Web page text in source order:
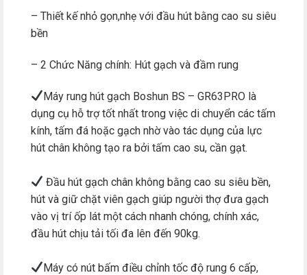
– Thiết kế nhỏ gọn,nhẹ với đầu hút bằng cao su siêu
bền
– 2 Chức Năng chính: Hút gạch và đầm rung
Máy rung hút gạch Boshun BS – GR63PRO là
dụng cụ hỗ trợ tốt nhất trong việc di chuyển các tấm
kính, tấm đá hoặc gạch nhờ vào tác dụng của lực
hút chân không tạo ra bởi tấm cao su, cần gạt.
Đầu hút gạch chân không bằng cao su siêu bền,
hút và giữ chặt viên gạch giúp người thợ đưa gạch
vào vị trí ốp lát một cách nhanh chóng, chính xác,
đầu hút chịu tải tối đa lên đến 90kg.
Máy có nút bấm điều chỉnh tốc độ rung 6 cấp,